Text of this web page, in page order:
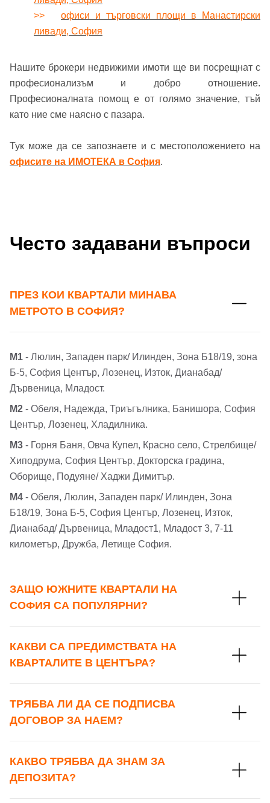
Парола
Забравена парола?
Вход
Вход като гост
Вход с Facebook
>> офиси и търговски площи в Манастирски
ливади, София
Нашите брокери недвижими имоти ще ви посрещнат с
професионализъм и добро отношение.
Професионалната помощ е от голямо значение, тъй
като ние сме наясно с пазара.
Тук може да се запознаете и с местоположението на
офисите на ИМОТЕКА в София.
Често задавани въпроси
ПРЕЗ КОИ КВАРТАЛИ МИНАВА
МЕТРОТО В СОФИЯ?
М1 - Люлин, Западен парк/ Илинден, Зона Б18/19, зона
Б-5, София Център, Лозенец, Изток, Дианабад/
Дървеница, Младост.
М2 - Обеля, Надежда, Триъгълника, Банишора, София
Център, Лозенец, Хладилника.
М3 - Горня Баня, Овча Купел, Красно село, Стрелбище/
Хиподрума, София Център, Докторска градина,
Оборище, Подуяне/ Хаджи Димитър.
М4 - Обеля, Люлин, Западен парк/ Илинден, Зона
Б18/19, Зона Б-5, София Център, Лозенец, Изток,
Дианабад/ Дървеница, Младост1, Младост 3, 7-11
километър, Дружба, Летище София.
ЗАЩО ЮЖНИТЕ КВАРТАЛИ НА
СОФИЯ СА ПОПУЛЯРНИ?
КАКВИ СА ПРЕДИМСТВАТА НА
КВАРТАЛИТЕ В ЦЕНТЪРА?
ТРЯБВА ЛИ ДА СЕ ПОДПИСВА
ДОГОВОР ЗА НАЕМ?
КАКВО ТРЯБВА ДА ЗНАМ ЗА
ДЕПОЗИТА?
се обадим възможно най-бързо.